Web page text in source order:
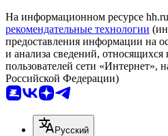
На информационном ресурсе hh.ru
рекомендательные технологии
предоставления информации на
и анализа сведений,
пользователей сети «Интернет»,
Российской Федерации)
Русский